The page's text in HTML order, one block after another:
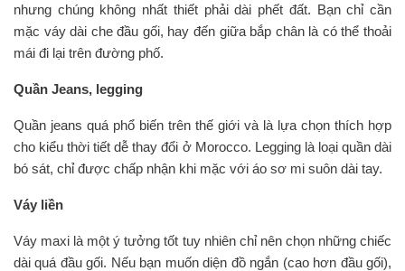
nhưng chúng không nhất thiết phải dài phết đất. Bạn chỉ cần
mặc váy dài che đầu gối, hay đến giữa bắp chân là có thể thoải
mái đi lại trên đường phố.
Quần Jeans, legging
Quần jeans quá phổ biến trên thế giới và là lựa chọn thích hợp
cho kiểu thời tiết dễ thay đổi ở Morocco. Legging là loại quần dài
bó sát, chỉ được chấp nhận khi mặc với áo sơ mi suôn dài tay.
Váy liền
Váy maxi là một ý tưởng tốt tuy nhiên chỉ nên chọn những chiếc
dài quá đầu gối. Nếu bạn muốn diện đồ ngắn (cao hơn đầu gối),